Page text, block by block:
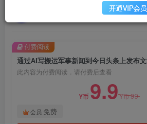
此内容为付费阅读，请付费后查看
Y币 9.9Y币99
会员 免费
付费阅读
开通VIP会员